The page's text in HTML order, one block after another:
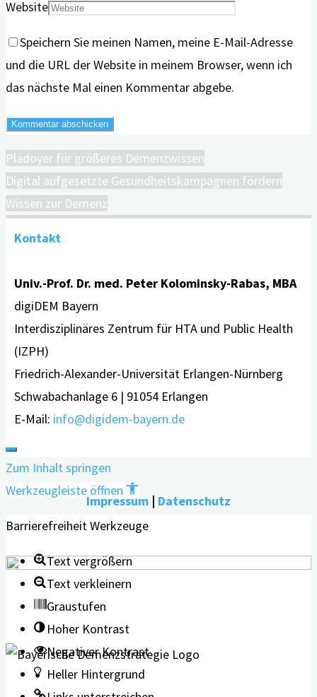
Website
Speichern Sie meinen Namen, meine E-Mail-Adresse
und die URL der Website in meinem Browser, wenn ich
das nächste Mal einen Kommentar abgebe.
Plädoyer für größeres Demenzwissen
Digital aufgesetzte Gesundheitskampagnen fördern
Wissen zur Demenz
Kontakt
Univ.-Prof. Dr. med. Peter Kolominsky-Rabas, MBA
digiDEM Bayern
Interdisziplinäres Zentrum für HTA und Public Health
(IZPH)
Friedrich-Alexander-Universität Erlangen-Nürnberg
Schwabachanlage 6 | 91054 Erlangen
E-Mail: info@digidem-bayern.de
Impressum | Datenschutz
Zum Inhalt springen
Werkzeugleiste öffnen
Barrierefreiheit Werkzeuge
Text vergrößern
Text verkleinern
Graustufen
Hoher Kontrast
Negativer Kontrast
Heller Hintergrund